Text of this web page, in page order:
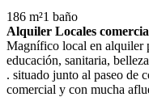
186 m²1 baño
Alquiler Locales
Magnífico local en alquiler
educación, sanitaria,
. situado junto al paseo de
comercial y con mucha